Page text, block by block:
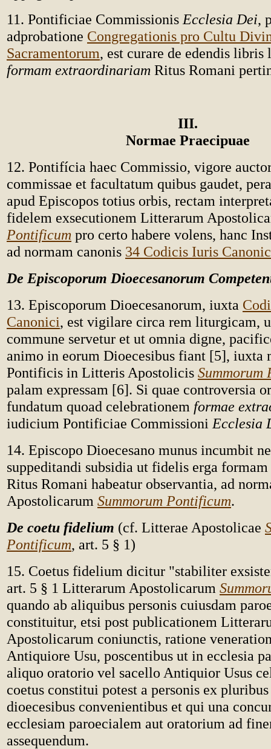
11. Pontificiae Commissionis Ecclesia Dei,
adprobatione Congregationis pro Cultu
Sacramentorum, est curare de edendis
formam extraordinariam Ritus Romani
III.
Normae Praecipuae
12. Pontifícia haec Commissio, vigore
commissae et facultatum quibus gaudet,
apud Episcopos totius orbis, rectam
fidelem exsecutionem Litterarum
Pontificum pro certo habere volens, hanc
ad normam canonis 34 Codicis Iuris
De Episcoporum Dioecesanorum
13. Episcoporum Dioecesanorum, iuxta
Canonici, est vigilare circa rem liturgicam,
commune servetur et ut omnia digne,
animo in eorum Dioecesibus fiant [5], iuxta
Pontificis in Litteris Apostolicis Summorum
palam expressam [6]. Si quae controversia
fundatum quoad celebrationem formae
iudicium Pontificiae Commissioni Ecclesia
14. Episcopo Dioecesano munus incumbit
suppeditandi subsidia ut fidelis erga
Ritus Romani habeatur observantia, ad
Apostolicarum Summorum Pontificum.
De coetu fidelium (cf. Litterae Apostolicae
Pontificum, art. 5 § 1)
15. Coetus fidelium dicitur "stabiliter
art. 5 § 1 Litterarum Apostolicarum
quando ab aliquibus personis cuiusdam
constituitur, etsi post publicationem
Apostolicarum coniunctis, ratione
Antiquiore Usu, poscentibus ut in ecclesia
aliquo oratorio vel sacello Antiquior Usus
coetus constitui potest a personis ex
dioecesibus convenientibus et qui una
ecclesiam paroecialem aut oratorium ad
assequendum.